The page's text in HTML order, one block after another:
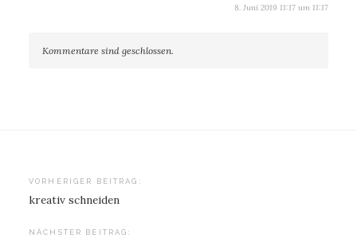
8. Juni 2019 11:17 um 11:17
Kommentare sind geschlossen.
Beitragsnavigation
VORHERIGER BEITRAG:
kreativ schneiden
NÄCHSTER BEITRAG: